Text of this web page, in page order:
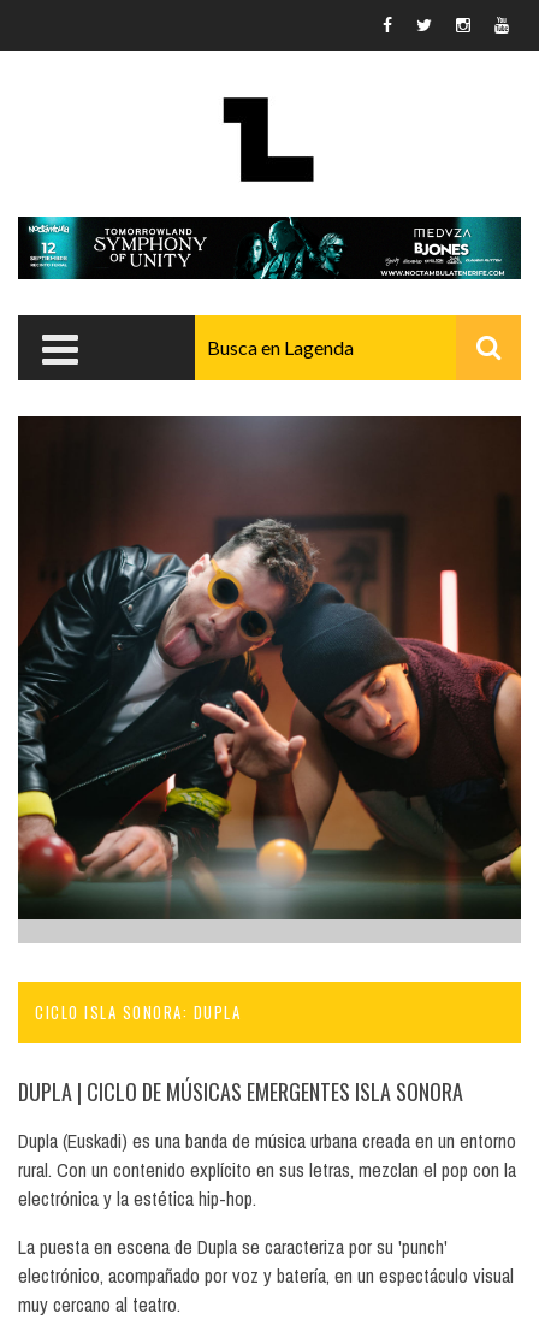
CICLO ISLA SONORA: DUPLA
DUPLA| CICLO DE MÚSICAS EMERGENTES ISLA SONORA
Dupla (Euskadi) es una banda de música urbana creada en un entorno
rural. Con un contenido explícito en sus letras, mezclan el pop con la
electrónica y la estética hip-hop.
La puesta en escena de Dupla se caracteriza por su 'punch'
electrónico, acompañado por voz y batería, en un espectáculo visual
muy cercano al teatro.